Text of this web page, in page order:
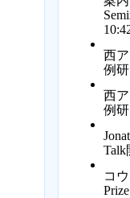
西
例
西
例
Talk
コ